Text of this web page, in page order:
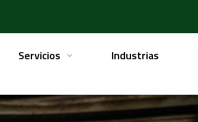
Servicios Industrias